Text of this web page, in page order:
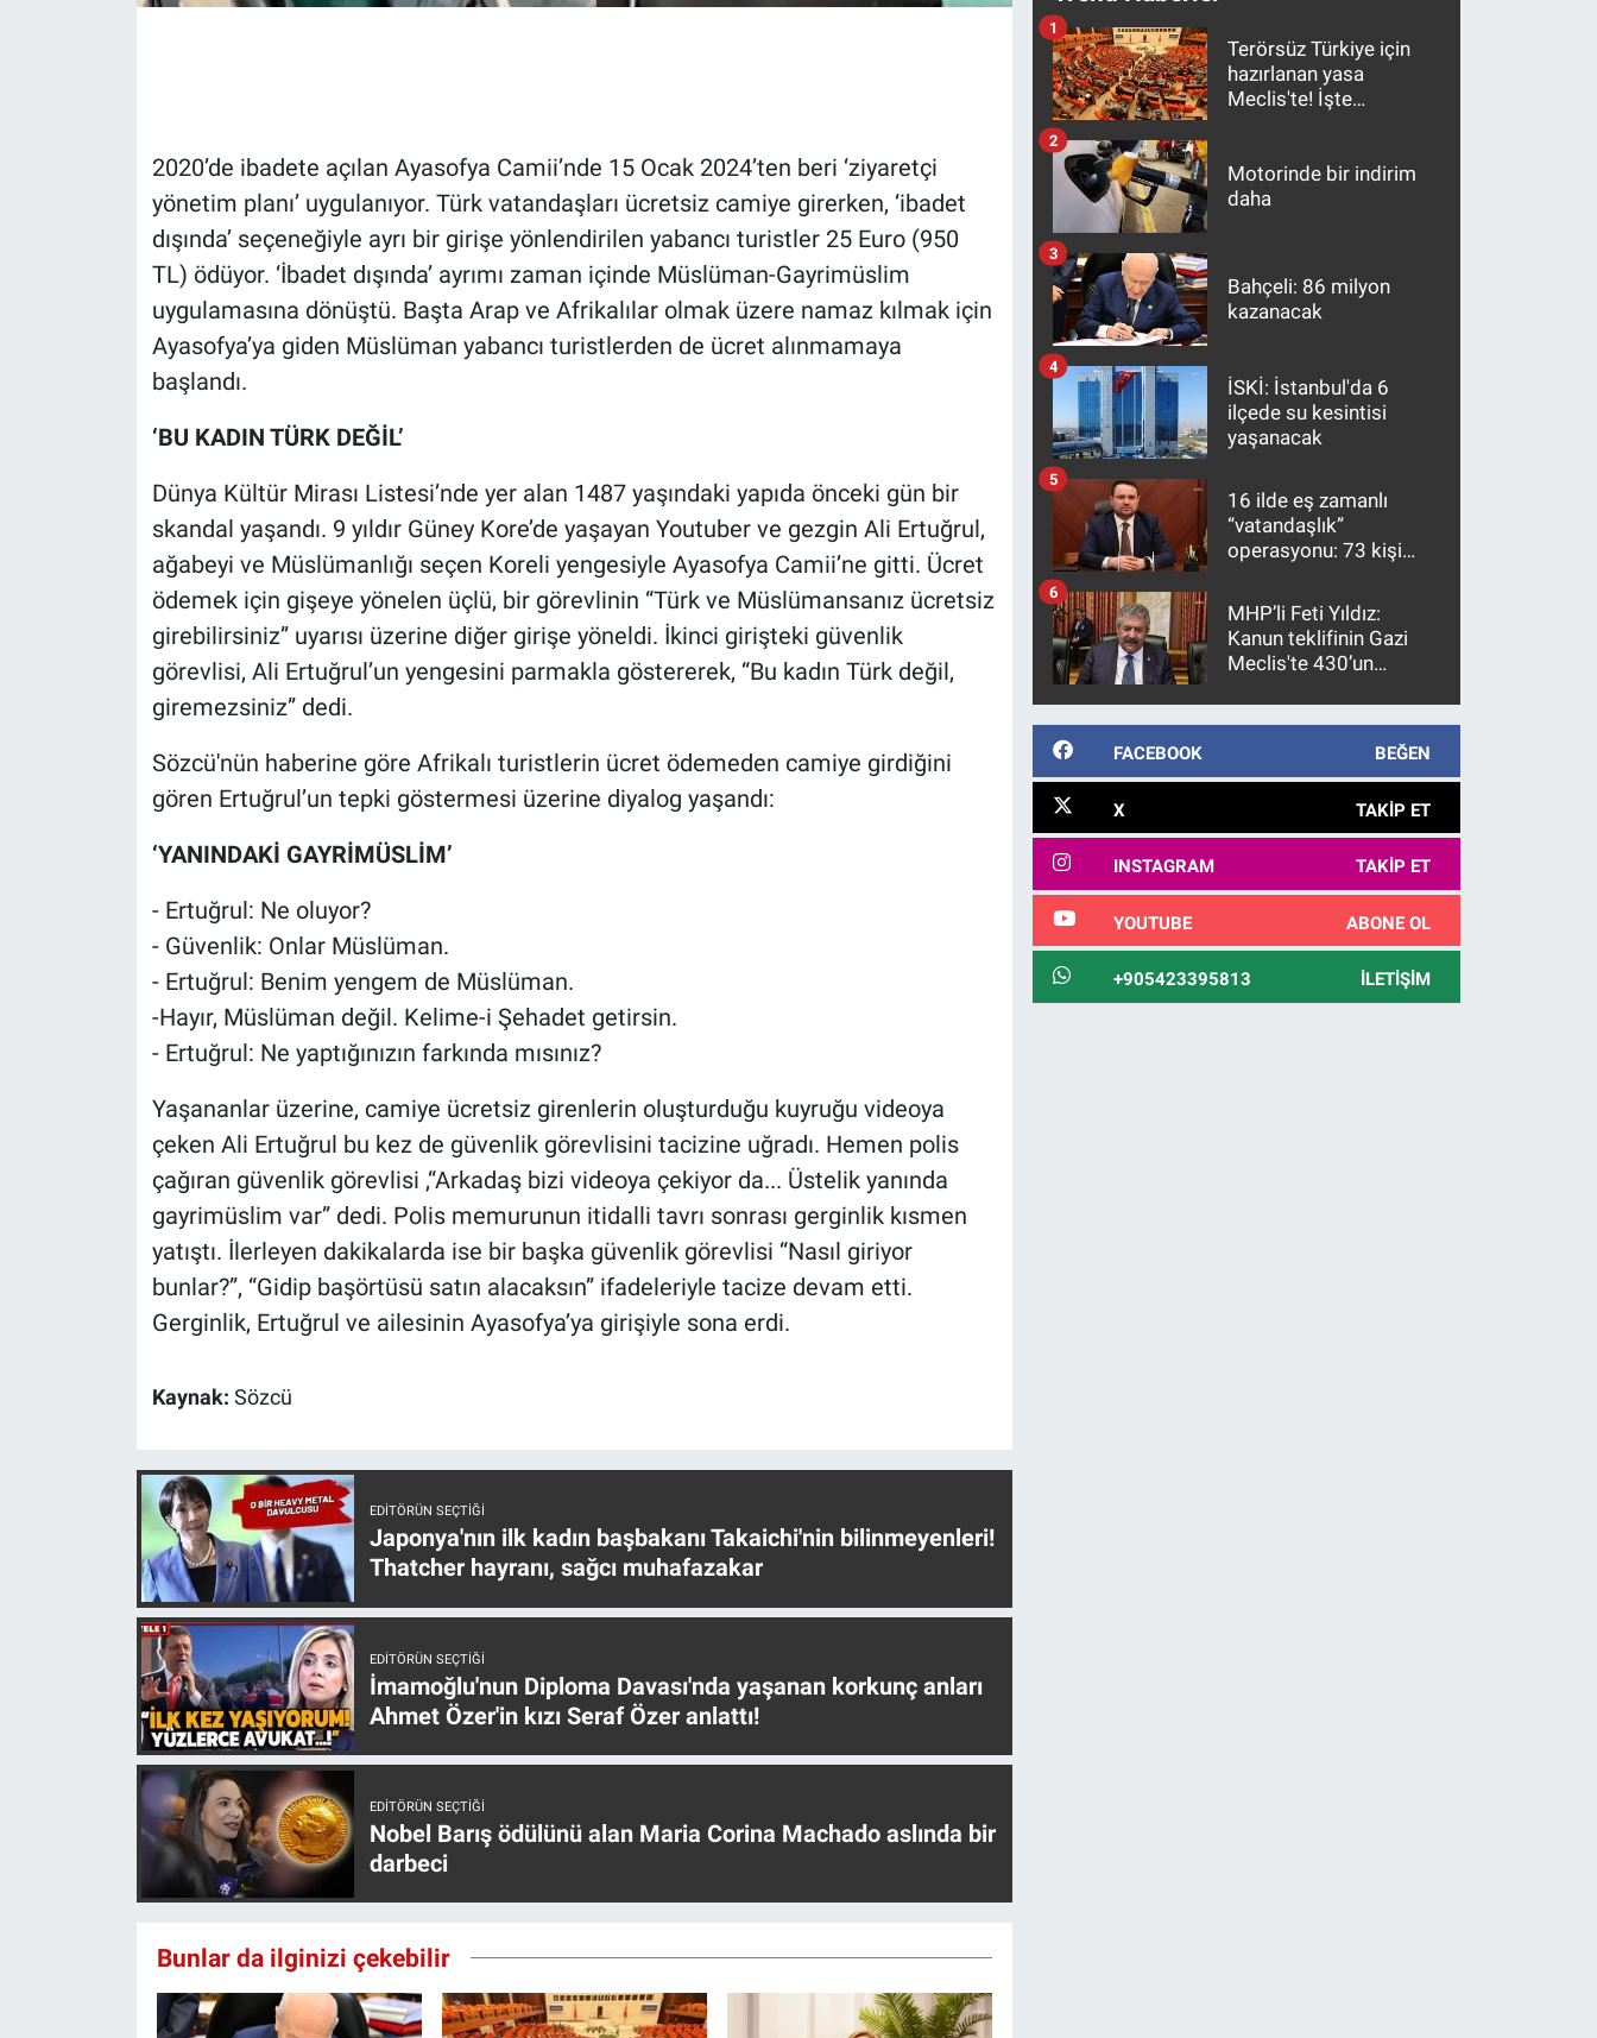
2020’de ibadete açılan Ayasofya Camii’nde 15 Ocak 2024’ten beri ‘ziyaretçi
yönetim planı’ uygulanıyor. Türk vatandaşları ücretsiz camiye girerken, ‘ibadet
dışında’ seçeneğiyle ayrı bir girişe yönlendirilen yabancı turistler 25 Euro (950
TL) ödüyor. ‘İbadet dışında’ ayrımı zaman içinde Müslüman-Gayrimüslim
uygulamasına dönüştü. Başta Arap ve Afrikalılar olmak üzere namaz kılmak için
Ayasofya’ya giden Müslüman yabancı turistlerden de ücret alınmamaya
başlandı.
‘BU KADIN TÜRK DEĞİL’
Dünya Kültür Mirası Listesi’nde yer alan 1487 yaşındaki yapıda önceki gün bir
skandal yaşandı. 9 yıldır Güney Kore’de yaşayan Youtuber ve gezgin Ali Ertuğrul,
ağabeyi ve Müslümanlığı seçen Koreli yengesiyle Ayasofya Camii’ne gitti. Ücret
ödemek için gişeye yönelen üçlü, bir görevlinin “Türk ve Müslümansanız ücretsiz
girebilirsiniz” uyarısı üzerine diğer girişe yöneldi. İkinci girişteki güvenlik
görevlisi, Ali Ertuğrul’un yengesini parmakla göstererek, “Bu kadın Türk değil,
giremezsiniz” dedi.
Sözcü'nün haberine göre Afrikalı turistlerin ücret ödemeden camiye girdiğini
gören Ertuğrul’un tepki göstermesi üzerine diyalog yaşandı:
‘YANINDAKİ GAYRİMÜSLİM’
- Ertuğrul: Ne oluyor?
- Güvenlik: Onlar Müslüman.
- Ertuğrul: Benim yengem de Müslüman.
-Hayır, Müslüman değil. Kelime-i Şehadet getirsin.
- Ertuğrul: Ne yaptığınızın farkında mısınız?
Yaşananlar üzerine, camiye ücretsiz girenlerin oluşturduğu kuyruğu videoya
çeken Ali Ertuğrul bu kez de güvenlik görevlisini tacizine uğradı. Hemen polis
çağıran güvenlik görevlisi ,“Arkadaş bizi videoya çekiyor da... Üstelik yanında
gayrimüslim var” dedi. Polis memurunun itidalli tavrı sonrası gerginlik kısmen
yatıştı. İlerleyen dakikalarda ise bir başka güvenlik görevlisi “Nasıl giriyor
bunlar?”, “Gidip başörtüsü satın alacaksın” ifadeleriyle tacize devam etti.
Gerginlik, Ertuğrul ve ailesinin Ayasofya’ya girişiyle sona erdi.
Kaynak: Sözcü
EDITÖRÜN SEÇTIĞI
Japonya'nın ilk kadın başbakanı Takaichi'nin bilinmeyenleri!
Thatcher hayranı, sağcı muhafazakar
EDITÖRÜN SEÇTIĞI
İmamoğlu'nun Diploma Davası'nda yaşanan korkunç anları
Ahmet Özer'in kızı Seraf Özer anlattı!
EDITÖRÜN SEÇTIĞI
Nobel Barış ödülünü alan Maria Corina Machado aslında bir
darbeci
Bunlar da ilginizi çekebilir
Terörsüz Türkiye için
hazırlanan yasa
Meclis'te! İşte
1
Motorinde bir indirim
daha
2
Bahçeli: 86 milyon
kazanacak
3
İSKİ: İstanbul'da 6
ilçede su kesintisi
yaşanacak
4
16 ilde eş zamanlı
“vatandaşlık”
operasyonu: 73 kişi
5
MHP’li Feti Yıldız:
Kanun teklifinin Gazi
Meclis'te 430’un
kanunlaşacağı
6
FACEBOOK BEĞEN
X TAKIP ET
INSTAGRAM TAKIP ET
YOUTUBE ABONE OL
+905423395813 İLETIŞIM
Koronavirüs
Ne demişti
Programlar
Teknoloji
Türkiye'nin Geleceği
Yerel Gündem
Canlı Yayın